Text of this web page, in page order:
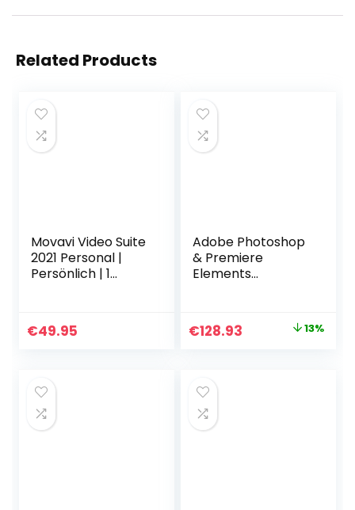
Related Products
Movavi Video Suite
2021 Personal |
Persönlich | 1
per Email
€49.95
Adobe Photoshop
& Premiere
Elements
unbefristet | Box
inkl.
Original
€148.75.
€128.93 Current 13%